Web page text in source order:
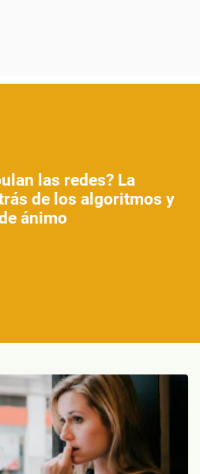
las redes? La
de los algoritmos y
ánimo